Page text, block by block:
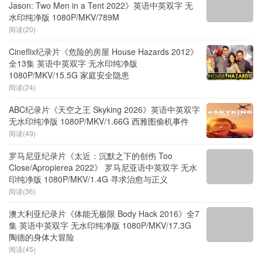
Jason: Two Men in a Tent 2022》英语中英双字 无
水印纯净版 1080P/MKV/789M
阅读(20)
Cineflix纪录片《危险的房屋 House Hazards 2012》
全13集 英语中英双字 无水印纯净版
1080P/MKV/15.5G 家庭安全隐患
阅读(24)
ABC纪录片《天空之王 Skyking 2026》英语中英双字
无水印纯净版 1080P/MKV/1.66G 西雅图偷机事件
阅读(49)
罗马尼亚纪录片《太近：沉默之下的创伤 Too
Close/Apropierea 2022》 罗马尼亚语中英双字 无水
印纯净版 1080P/MKV/1.4G 寻求治愈与正义
阅读(36)
澳大利亚纪录片《体能无极限 Body Hack 2016》全7
集 英语中英双字 无水印纯净版 1080P/MKV/17.3G
陶德的身体大冒险
阅读(45)